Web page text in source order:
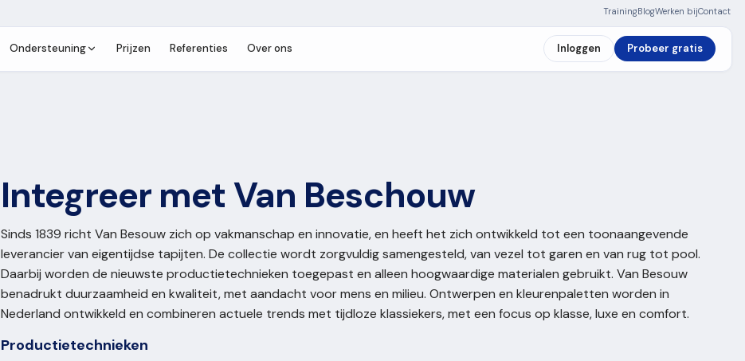
TrainingBlogWerken bijContact
Ondersteuning Prijzen Referenties Over ons Inloggen Probeer gratis
Integreer met Van Beschouw
Sinds 1839 richt Van Besouw zich op vakmanschap en innovatie, en heeft het zich ontwikkeld tot een toonaangevende
leverancier van eigentijdse tapijten. De collectie wordt zorgvuldig samengesteld, van vezel tot garen en van rug tot pool.
Daarbij worden de nieuwste productietechnieken toegepast en alleen hoogwaardige materialen gebruikt. Van Besouw
benadrukt duurzaamheid en kwaliteit, met aandacht voor mens en milieu. Ontwerpen en kleurenpaletten worden in
Nederland ontwikkeld en combineren actuele trends met tijdloze klassiekers, met een focus op klasse, luxe en comfort.
Productietechnieken